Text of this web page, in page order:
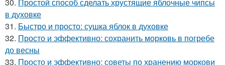
30. Простой способ сделать хрустящие яблочные чипсы
в духовке
31. Быстро и просто: сушка яблок в духовке
32. Просто и эффективно: сохранить морковь в погребе
до весны
33. Просто и эффективно: советы по хранению моркови